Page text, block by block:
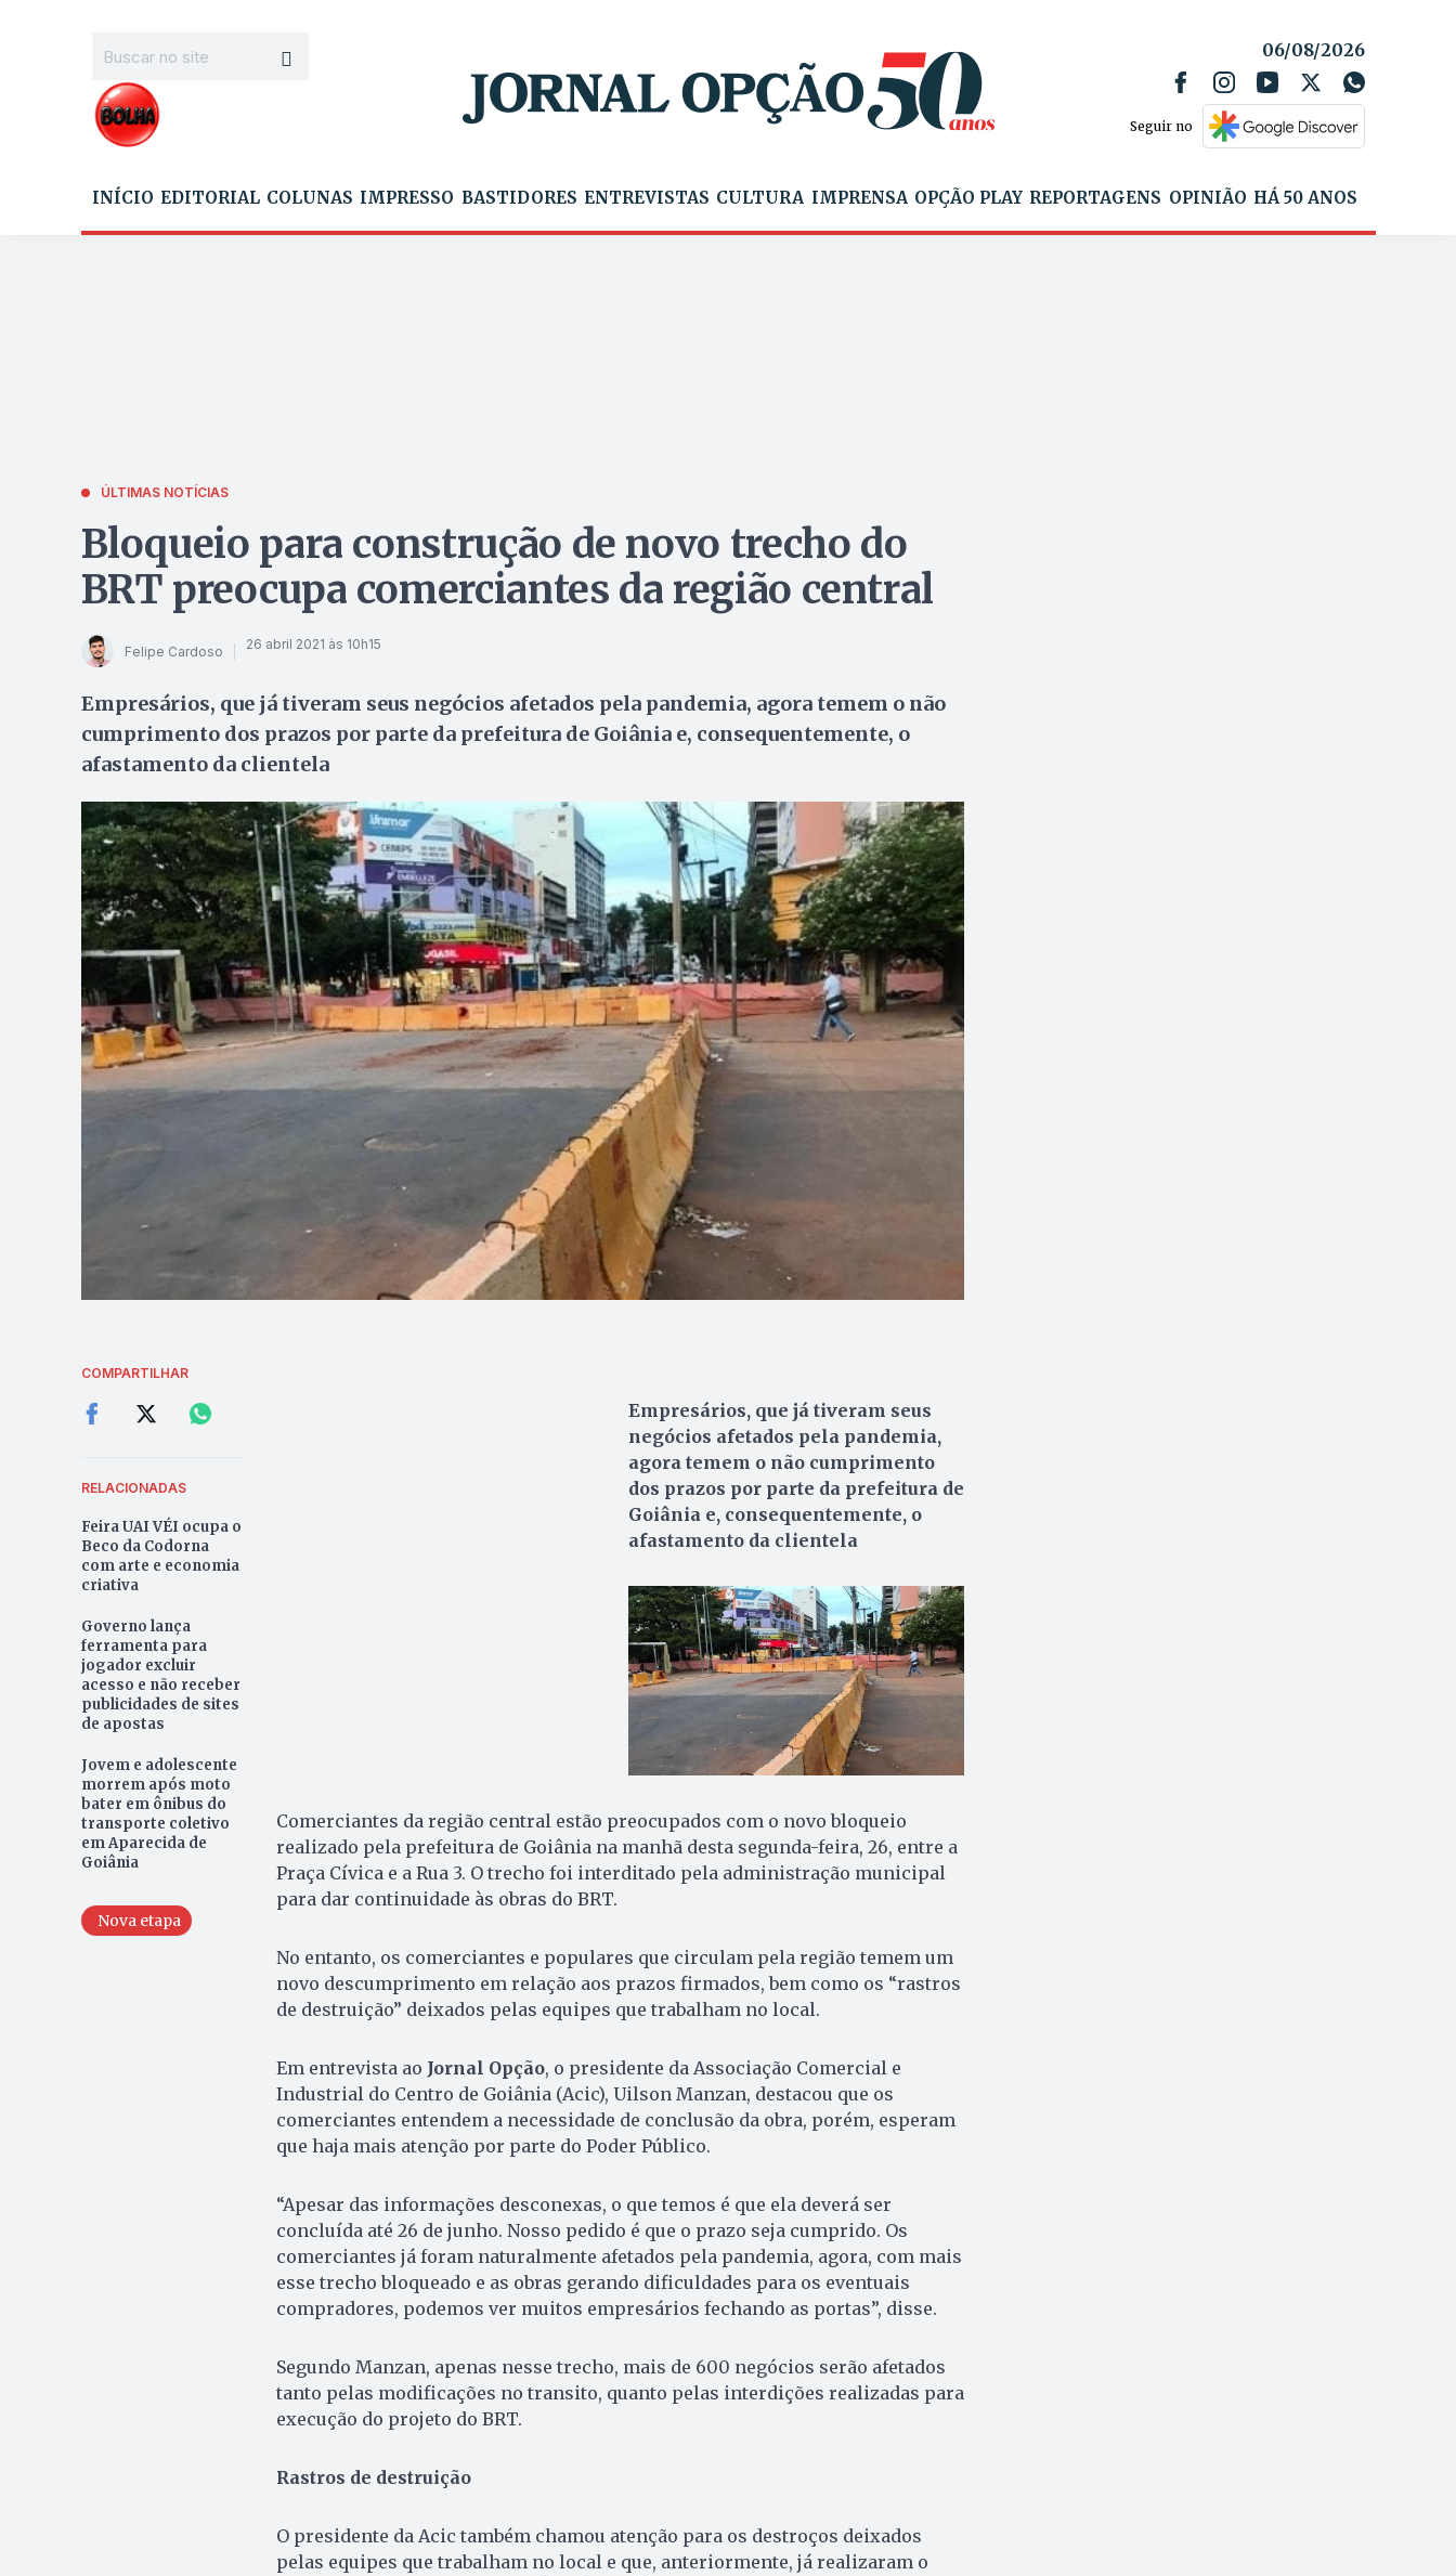
06/08/2026
Seguir no
INÍCIO EDITORIAL COLUNAS IMPRESSO BASTIDORES ENTREVISTAS CULTURA IMPRENSA OPÇÃO PLAY REPORTAGENS OPINIÃO HÁ 50 ANOS
ÚLTIMAS NOTÍCIAS
Bloqueio para construção de novo trecho do
BRT preocupa comerciantes da região central
Felipe Cardoso 26 abril 2021 às 10h15
Empresários, que já tiveram seus negócios afetados pela pandemia, agora temem o não
cumprimento dos prazos por parte da prefeitura de Goiânia e, consequentemente, o
afastamento da clientela
COMPARTILHAR
RELACIONADAS
Feira UAI VÉI ocupa o
Beco da Codorna
com arte e economia
criativa
Governo lança
ferramenta para
jogador excluir
acesso e não receber
publicidades de sites
de apostas
Jovem e adolescente
morrem após moto
bater em ônibus do
transporte coletivo
em Aparecida de
Goiânia
Nova etapa
Empresários, que já tiveram seus
negócios afetados pela pandemia,
agora temem o não cumprimento
dos prazos por parte da prefeitura de
Goiânia e, consequentemente, o
afastamento da clientela
Comerciantes da região central estão preocupados com o novo bloqueio
realizado pela prefeitura de Goiânia na manhã desta segunda-feira, 26, entre a
Praça Cívica e a Rua 3. O trecho foi interditado pela administração municipal
para dar continuidade às obras do BRT.
No entanto, os comerciantes e populares que circulam pela região temem um
novo descumprimento em relação aos prazos firmados, bem como os “rastros
de destruição” deixados pelas equipes que trabalham no local.
Em entrevista ao Jornal Opção, o presidente da Associação Comercial e
Industrial do Centro de Goiânia (Acic), Uilson Manzan, destacou que os
comerciantes entendem a necessidade de conclusão da obra, porém, esperam
que haja mais atenção por parte do Poder Público.
“Apesar das informações desconexas, o que temos é que ela deverá ser
concluída até 26 de junho. Nosso pedido é que o prazo seja cumprido. Os
comerciantes já foram naturalmente afetados pela pandemia, agora, com mais
esse trecho bloqueado e as obras gerando dificuldades para os eventuais
compradores, podemos ver muitos empresários fechando as portas”, disse.
Segundo Manzan, apenas nesse trecho, mais de 600 negócios serão afetados
tanto pelas modificações no transito, quanto pelas interdições realizadas para
execução do projeto do BRT.
Rastros de destruição
O presidente da Acic também chamou atenção para os destroços deixados
pelas equipes que trabalham no local e que, anteriormente, já realizaram o